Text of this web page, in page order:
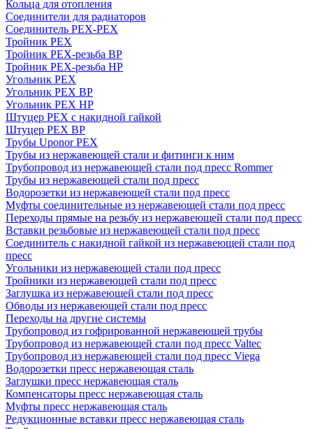
Кольца для отопления
Соединители для радиаторов
Соединитель PEX-PEX
Тройник PEX
Тройник PEX-резьба ВР
Тройник PEX-резьба НР
Угольник PEX
Угольник PEX ВР
Угольник PEX НР
Штуцер PEX c накидной гайкой
Штуцер PEX ВР
Трубы Uponor PEX
Трубы из нержавеющей стали и фитинги к ним
Трубопровод из нержавеющей стали под пресс Rommer
Трубы из нержавеющей стали под пресс
Водорозетки из нержавеющей стали под пресс
Муфты соединительные из нержавеющей стали под пресс
Переходы прямые на резьбу из нержавеющей стали под пресс
Вставки резьбовые из нержавеющей стали под пресс
Соединитель с накидной гайкой из нержавеющей стали под
пресс
Угольники из нержавеющей стали под пресс
Тройники из нержавеющей стали под пресс
Заглушка из нержавеющей стали под пресс
Обводы из нержавеющей стали под пресс
Переходы на другие системы
Трубопровод из гофрированной нержавеющей трубы
Трубопровод из нержавеющей стали под пресс Valtec
Трубопровод из нержавеющей стали под пресс Viega
Водорозетки пресс нержавеющая сталь
Заглушки пресс нержавеющая сталь
Компенсаторы пресс нержавеющая сталь
Муфты пресс нержавеющая сталь
Редукционные вставки пресс нержавеющая сталь